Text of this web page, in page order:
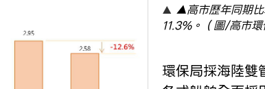
▲高市歷年同期
11.3%。（圖/高市環
環保局採海陸雙